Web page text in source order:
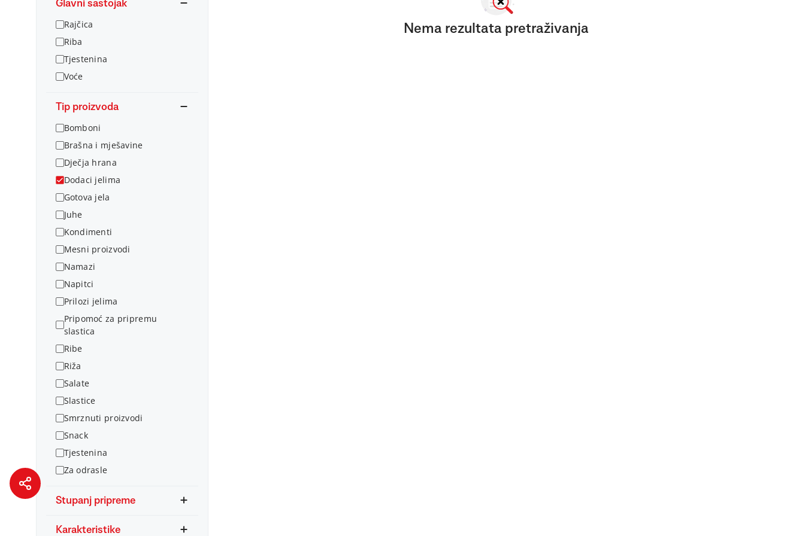
Glavni sastojak
Rajčica
Riba
Tjestenina
Voće
Tip proizvoda
Bomboni
Brašna i mješavine
Dječja hrana
Dodaci jelima
Gotova jela
Juhe
Kondimenti
Mesni proizvodi
Namazi
Napitci
Prilozi jelima
Pripomoć za pripremu
slastica
Ribe
Riža
Salate
Slastice
Smrznuti proizvodi
Snack
Tjestenina
Za odrasle
Stupanj pripreme
Karakteristike
Nema rezultata pretraživanja